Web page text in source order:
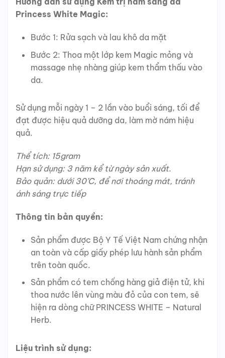
Princess White Magic:
Bước 1: Rửa sạch và lau khô da mặt
Bước 2: Thoa một lớp kem Magic mỏng và
massage nhẹ nhàng giúp kem thẩm thấu vào
da.
Sử dụng mỗi ngày 1 – 2 lần vào buổi sáng, tối để
đạt được hiệu quả dưỡng da, làm mờ nám hiệu
quả.
Thể tích: 15gram
Hạn sử dụng: 3 năm kể từ ngày sản xuất.
Bảo quản: dưới 30’C, để nơi thoáng mát, tránh
ánh sáng trực tiếp
Thông tin bản quyền:
Sản phẩm được Bộ Y Tế Việt Nam chứng nhận
an toàn và cấp giấy phép lưu hành sản phẩm
trên toàn quốc.
Sản phẩm có tem chống hàng giả điện tử, khi
thoa nước lên vùng màu đỏ của con tem, sẽ
hiện ra dòng chữ PRINCESS WHITE – Natural
Herb.
Liệu trình sử dụng: